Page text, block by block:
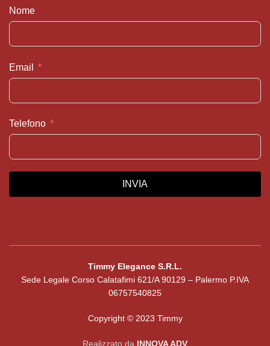
Nome
Email
Telefono
INVIA
Timmy Elegance S.R.L.
Sede Legale Corso Calatafimi 621/A 90129 – Palermo P.IVA
06757540825
Copyright © 2023 Timmy
Realizzato da INNOVA ADV